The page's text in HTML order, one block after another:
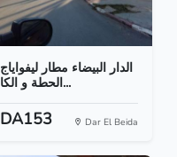
الدار البيضاء مطار ليفواياج
الحطة و الكا...
DA153 Dar El Beida